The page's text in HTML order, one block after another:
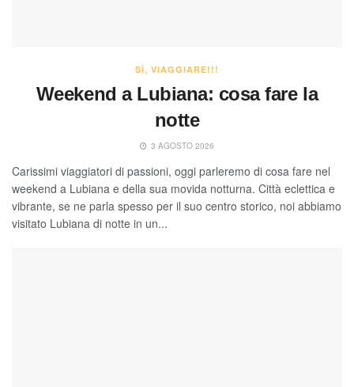
SÌ, VIAGGIARE!!!
Weekend a Lubiana: cosa fare la
notte
3 AGOSTO 2026
Carissimi viaggiatori di passioni, oggi parleremo di cosa fare nel
weekend a Lubiana e della sua movida notturna. Città eclettica e
vibrante, se ne parla spesso per il suo centro storico, noi abbiamo
visitato Lubiana di notte in un...